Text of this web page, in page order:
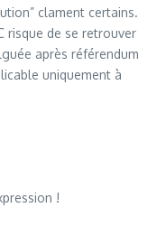
clament certains.
risque de se retrouver
après référendum
uniquement à
!